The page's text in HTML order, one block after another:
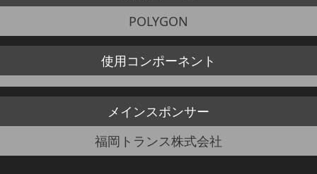
POLYGON
使用コンポーネント
メインスポンサー
福岡トランス株式会社